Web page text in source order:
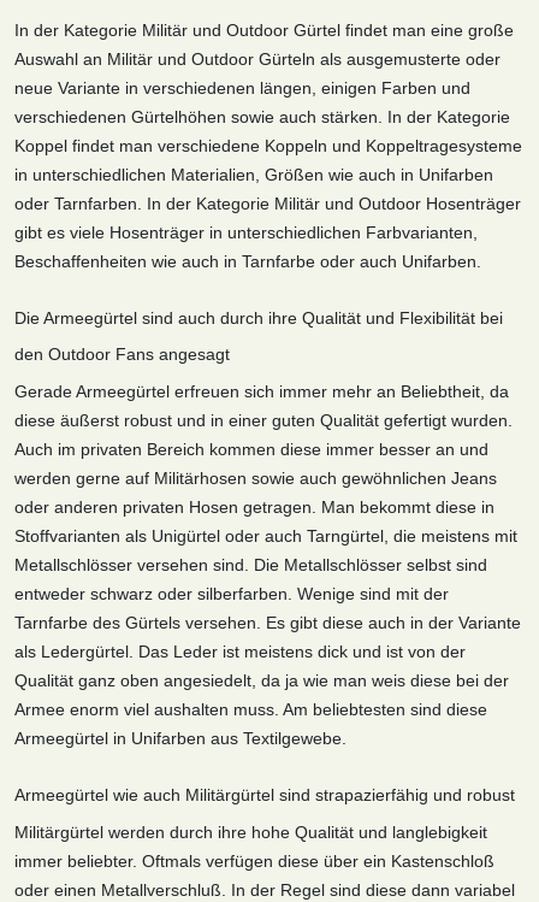
In der Kategorie Militär und Outdoor Gürtel findet man eine große
Auswahl an Militär und Outdoor Gürteln als ausgemusterte oder
neue Variante in verschiedenen längen, einigen Farben und
verschiedenen Gürtelhöhen sowie auch stärken. In der Kategorie
Koppel findet man verschiedene Koppeln und Koppeltragesysteme
in unterschiedlichen Materialien, Größen wie auch in Unifarben
oder Tarnfarben. In der Kategorie Militär und Outdoor Hosenträger
gibt es viele Hosenträger in unterschiedlichen Farbvarianten,
Beschaffenheiten wie auch in Tarnfarbe oder auch Unifarben.
Die Armeegürtel sind auch durch ihre Qualität und Flexibilität bei
den Outdoor Fans angesagt
Gerade Armeegürtel erfreuen sich immer mehr an Beliebtheit, da
diese äußerst robust und in einer guten Qualität gefertigt wurden.
Auch im privaten Bereich kommen diese immer besser an und
werden gerne auf Militärhosen sowie auch gewöhnlichen Jeans
oder anderen privaten Hosen getragen. Man bekommt diese in
Stoffvarianten als Unigürtel oder auch Tarngürtel, die meistens mit
Metallschlösser versehen sind. Die Metallschlösser selbst sind
entweder schwarz oder silberfarben. Wenige sind mit der
Tarnfarbe des Gürtels versehen. Es gibt diese auch in der Variante
als Ledergürtel. Das Leder ist meistens dick und ist von der
Qualität ganz oben angesiedelt, da ja wie man weis diese bei der
Armee enorm viel aushalten muss. Am beliebtesten sind diese
Armeegürtel in Unifarben aus Textilgewebe.
Armeegürtel wie auch Militärgürtel sind strapazierfähig und robust
Militärgürtel werden durch ihre hohe Qualität und langlebigkeit
immer beliebter. Oftmals verfügen diese über ein Kastenschloß
oder einen Metallverschluß. In der Regel sind diese dann variabel